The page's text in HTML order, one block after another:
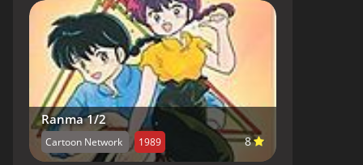
Ranma 1/2
Cartoon Network 1989 8